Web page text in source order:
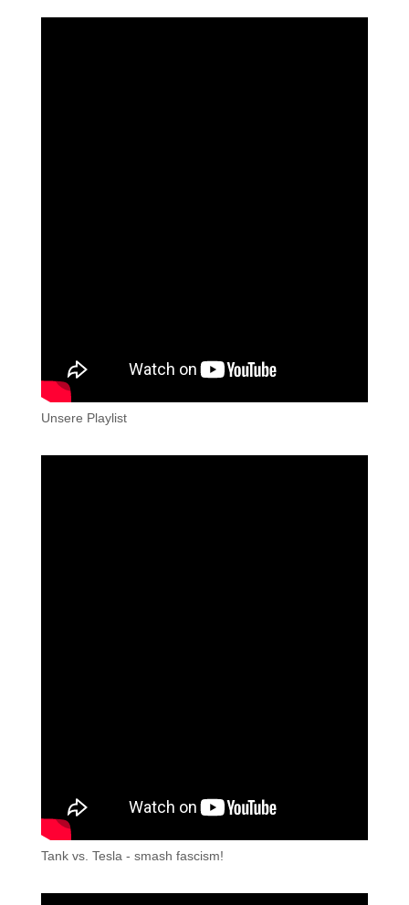
Unsere Playlist
Tank vs. Tesla - smash fascism!